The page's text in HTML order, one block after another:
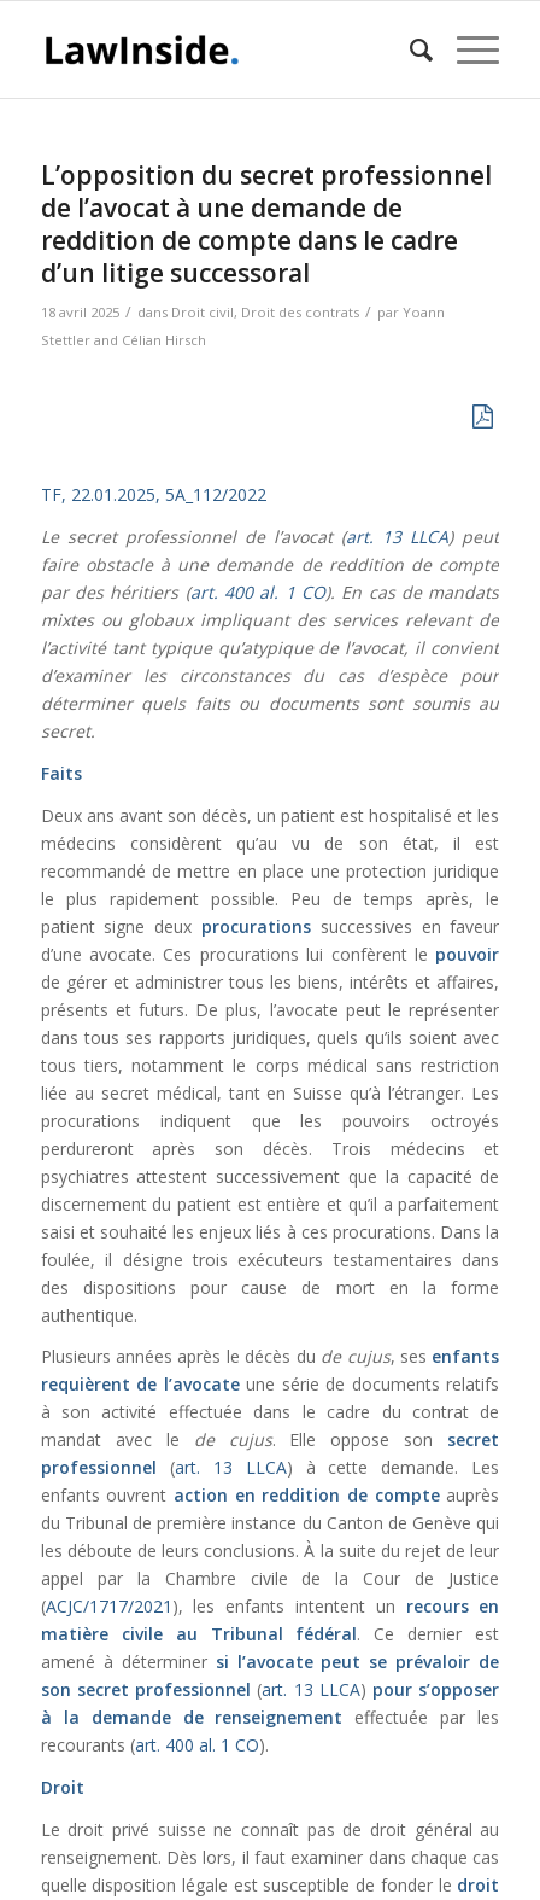
L’opposition du secret professionnel
de l’avocat à une demande de
reddition de compte dans le cadre
d’un litige successoral
18 avril 2025 / dans Droit civil, Droit des contrats / par Yoann
Stettlerand Célian Hirsch
TF, 22.01.2025, 5A_112/2022
Le secret professionnel de l’avocat (art. 13 LLCA) peut
faire obstacle à une demande de reddition de compte
par des héritiers (art. 400 al. 1 CO). En cas de mandats
mixtes ou globaux impliquant des services relevant de
l’activité tant typique qu’atypique de l’avocat, il convient
d’examiner les circonstances du cas d’espèce pour
déterminer quels faits ou documents sont soumis au
secret.
Faits
Deux ans avant son décès, un patient est hospitalisé et les
médecins considèrent qu’au vu de son état, il est
recommandé de mettre en place une protection juridique
le plus rapidement possible. Peu de temps après, le
patient signe deux procurations successives en faveur
d’une avocate. Ces procurations lui confèrent le pouvoir
de gérer et administrer tous les biens, intérêts et affaires,
présents et futurs. De plus, l’avocate peut le représenter
dans tous ses rapports juridiques, quels qu’ils soient avec
tous tiers, notamment le corps médical sans restriction
liée au secret médical, tant en Suisse qu’à l’étranger. Les
procurations indiquent que les pouvoirs octroyés
perdureront après son décès. Trois médecins et
psychiatres attestent successivement que la capacité de
discernement du patient est entière et qu’il a parfaitement
saisi et souhaité les enjeux liés à ces procurations. Dans la
foulée, il désigne trois exécuteurs testamentaires dans
des dispositions pour cause de mort en la forme
authentique.
Plusieurs années après le décès du de cujus, ses enfants
requièrent de l’avocateune série de documents relatifs
à son activité effectuée dans le cadre du contrat de
mandat avec le de cujus. Elle oppose son secret
professionnel (art. 13 LLCA) à cette demande. Les
enfants ouvrent action en reddition de compteauprès
du Tribunal de première instance du Canton de Genève qui
les déboute de leurs conclusions. À la suite du rejet de leur
appel par la Chambre civile de la Cour de Justice
(ACJC/1717/2021 ), les enfants intentent un recours en
matière civile au Tribunal fédéral. Ce dernier est
amené à déterminer si l’avocate peut se prévaloir de
son secret professionnel (art. 13 LLCA) pour s’opposer
à la demande de renseignement effectuée par les
recourants (art. 400 al. 1 CO).
Droit
Le droit privé suisse ne connaît pas de droit général au
renseignement. Dès lors, il faut examiner dans chaque cas
quelle disposition légale est susceptible de fonder le droit